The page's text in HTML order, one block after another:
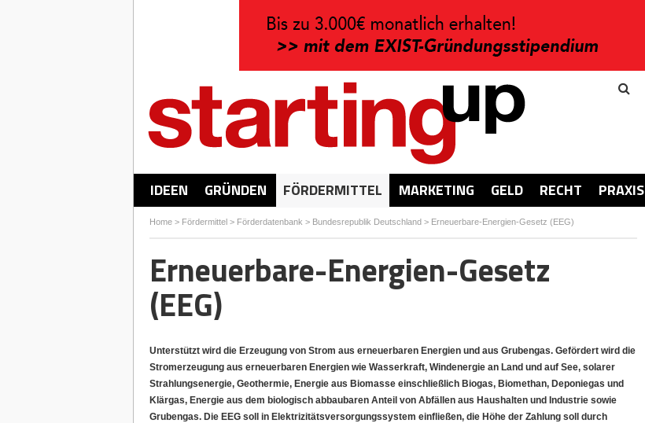
IDEEN GRÜNDEN FÖRDERMITTEL MARKETING GELD RECHT PRAXIS
Home> Fördermittel> Förderdatenbank > Bundesrepublik Deutschland> Erneuerbare-Energien-Gesetz (EEG)
Erneuerbare-Energien-Gesetz
(EEG)
Unterstützt wird die Erzeugung von Strom aus erneuerbaren Energien und aus Grubengas. Gefördert wird die
Stromerzeugung aus erneuerbaren Energien wie Wasserkraft, Windenergie an Land und auf See, solarer
Strahlungsenergie, Geothermie, Energie aus Biomasse einschließlich Biogas, Biomethan, Deponiegas und
Klärgas, Energie aus dem biologisch abbaubaren Anteil von Abfällen aus Haushalten und Industrie sowie
Grubengas. Die EEG soll in Elektrizitätsversorgungssystem einfließen, die Höhe der Zahlung soll durch